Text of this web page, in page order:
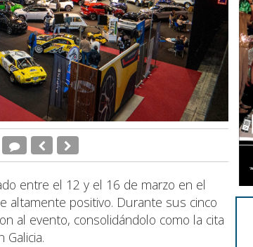
entre el 12 y el 16 de marzo en el
altamente positivo. Durante sus cinco
al evento, consolidándolo como la cita